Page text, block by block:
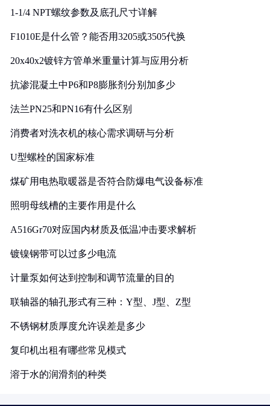
1-1/4 NPT螺纹参数及底孔尺寸详解
F1010E是什么管？能否用3205或3505代换
20x40x2镀锌方管单米重量计算与应用分析
抗渗混凝土中P6和P8膨胀剂分别加多少
法兰PN25和PN16有什么区别
消费者对洗衣机的核心需求调研与分析
U型螺栓的国家标准
煤矿用电热取暖器是否符合防爆电气设备标准
照明母线槽的主要作用是什么
A516Gr70对应国内材质及低温冲击要求解析
镀镍钢带可以过多少电流
计量泵如何达到控制和调节流量的目的
联轴器的轴孔形式有三种：Y型、J型、Z型
不锈钢材质厚度允许误差是多少
复印机出租有哪些常见模式
溶于水的润滑剂的种类